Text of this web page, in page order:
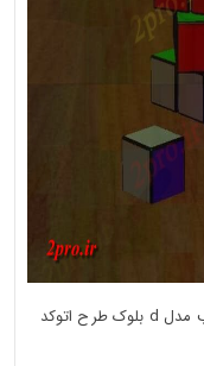
دانلود تری دی چکیده Rubix فایل جزئیات مکعب مدل d بلوک طرح اتوکد